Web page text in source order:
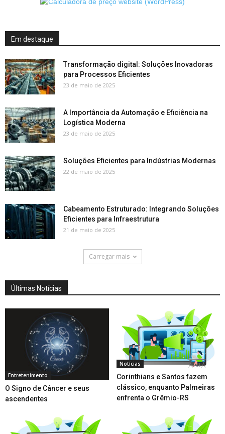
Em destaque
Transformação digital: Soluções Inovadoras
para Processos Eficientes
23 de maio de 2025
A Importância da Automação e Eficiência na
Logística Moderna
23 de maio de 2025
Soluções Eficientes para Indústrias Modernas
22 de maio de 2025
Cabeamento Estruturado: Integrando Soluções
Eficientes para Infraestrutura
21 de maio de 2025
Carregar mais
Últimas Notícias
Entretenimento
O Signo de Câncer e seus
ascendentes
Notícias
Corinthians e Santos fazem
clássico, enquanto Palmeiras
enfrenta o Grêmio-RS